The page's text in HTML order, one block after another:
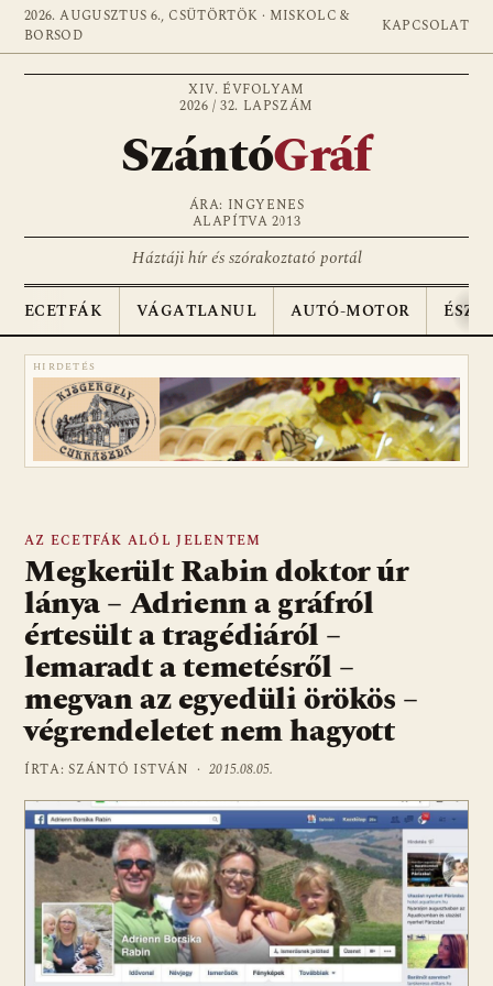
2026. AUGUSZTUS 6., CSÜTÖRTÖK · MISKOLC &
BORSOD
KAPCSOLAT
XIV. ÉVFOLYAM
2026 / 32. LAPSZÁM
SzántóGráf
ÁRA: INGYENES
ALAPÍTVA 2013
Háztáji hír és szórakoztató portál
ECETFÁK VÁGATLANUL AUTÓ-MOTOR
HIRDETÉS
AZ ECETFÁK ALÓL JELENTEM
Megkerült Rabin doktor úr
lánya – Adrienn a gráfról
értesült a tragédiáról –
lemaradt a temetésről –
megvan az egyedüli örökös –
végrendeletet nem hagyott
ÍRTA: SZÁNTÓ ISTVÁN ·2015.08.05.